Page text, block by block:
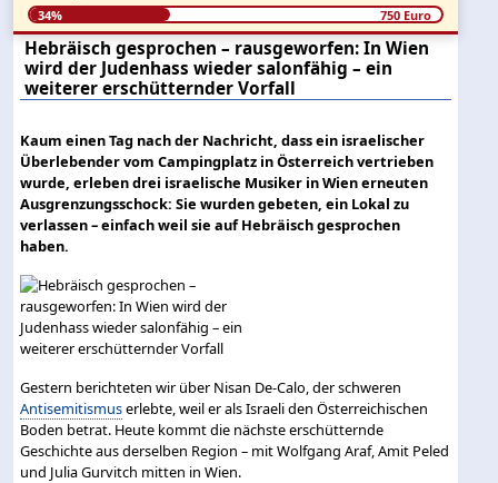
34% 750 Euro
Hebräisch gesprochen – rausgeworfen: In Wien
wird der Judenhass wieder salonfähig – ein
weiterer erschütternder Vorfall
Kaum einen Tag nach der Nachricht, dass ein israelischer
Überlebender vom Campingplatz in Österreich vertrieben
wurde, erleben drei israelische Musiker in Wien erneuten
Ausgrenzungsschock: Sie wurden gebeten, ein Lokal zu
verlassen – einfach weil sie auf Hebräisch gesprochen
haben.
Gestern berichteten wir über Nisan De‑Calo, der schweren
Antisemitismuserlebte, weil er als Israeli den Österreichischen
Boden betrat. Heute kommt die nächste erschütternde
Geschichte aus derselben Region – mit Wolfgang Araf, Amit Peled
und Julia Gurvitch mitten in Wien.